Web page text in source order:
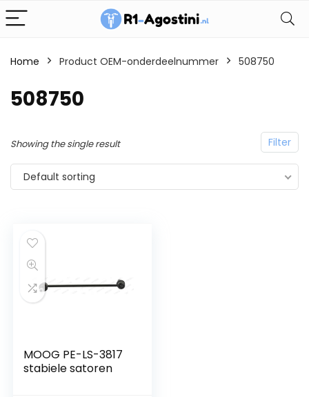
Home Product OEM-onderdeelnummer 508750
508750
Filter
Showing the single result
Default sorting
MOOG PE-LS-3817
stabiele satoren